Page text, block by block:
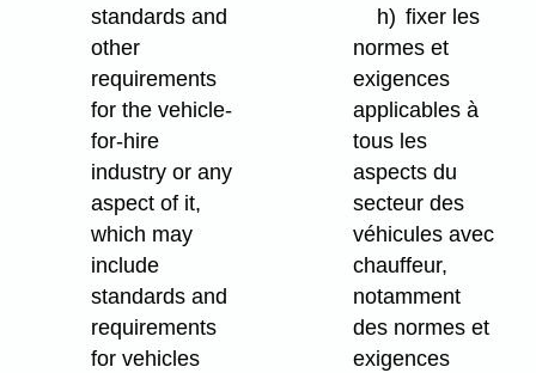
standards and
other
requirements
for the vehicle-
for-hire
industry or any
aspect of it,
which may
include
standards and
requirements
for vehicles
h) fixer les
normes et
exigences
applicables à
tous les
aspects du
secteur des
véhicules avec
chauffeur,
notamment
des normes et
exigences